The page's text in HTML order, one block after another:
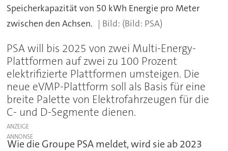
Speicherkapazität von 50 kWh Energie pro Meter
zwischen den Achsen.
(Bild: PSA)
PSA will bis 2025 von zwei Multi-Energy-
Plattformen auf zwei zu 100 Prozent
elektrifizierte Plattformen umsteigen. Die
neue eVMP-Plattform soll als Basis für eine
breite Palette von Elektrofahrzeugen für die
C- und D-Segmente dienen.
ANZEIGE
Wie die Groupe PSA meldet, wird sie ab 2023